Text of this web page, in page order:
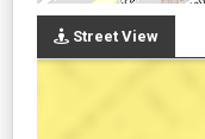
Street View